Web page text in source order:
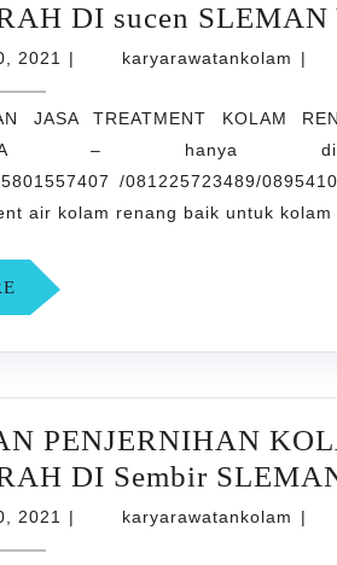
DI sucen
2021
August
| karyarawatankolam |
JASA TREATMENT KOLAM
– hanya di
/081225723489/
air kolam renang baik untuk
READ
MORE
PENJERNIHAN
DI Sembir
2021
August
| karyarawatankolam |